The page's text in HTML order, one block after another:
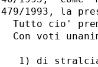
479/1993, la
Tutto cio'
Con voti
1) di